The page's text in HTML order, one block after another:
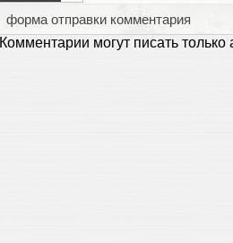
форма отправки комментария
Комментарии могут писать